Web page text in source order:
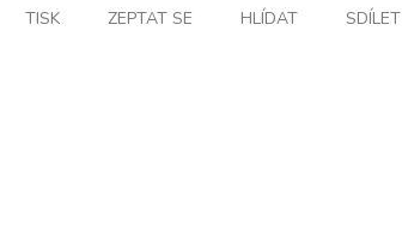
TISK ZEPTAT SE HLÍDAT SDÍLET